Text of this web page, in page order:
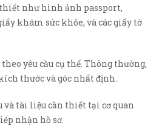
như hình ảnh passport,
khám sức khỏe, và các giấy tờ
yêu cầu cụ thể. Thông thường,
thước và góc nhất định.
và tài liệu cần thiết tại cơ quan
nhận hồ sơ.